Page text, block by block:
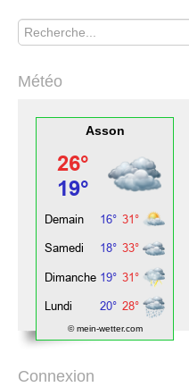
Rechercher
Météo
Asson
© mein-wetter.com
Connexion